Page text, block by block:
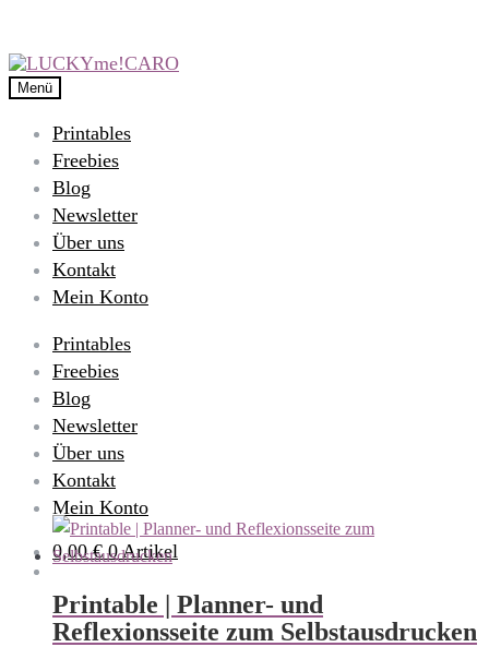
Menü
Printables
Freebies
Blog
Newsletter
Über uns
Kontakt
Mein Konto
Printables
Freebies
Blog
Newsletter
Über uns
Kontakt
Mein Konto
0,00 € 0 Artikel
Printable | Planner- und
Reflexionsseite zum Selbstausdrucken